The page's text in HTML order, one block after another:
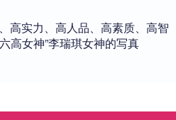
高实力、高人品、高素质、高智
高女神”李瑞琪女神的写真